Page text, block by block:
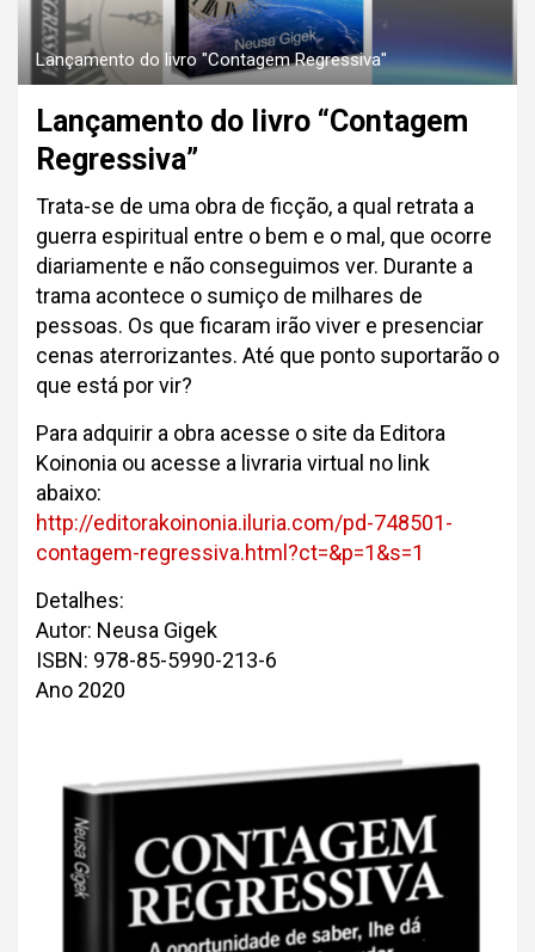
Lançamento do livro "Contagem Regressiva"
Lançamento do livro “Contagem
Regressiva”
Trata-se de uma obra de ficção, a qual retrata a
guerra espiritual entre o bem e o mal, que ocorre
diariamente e não conseguimos ver. Durante a
trama acontece o sumiço de milhares de
pessoas. Os que ficaram irão viver e presenciar
cenas aterrorizantes. Até que ponto suportarão o
que está por vir?
Para adquirir a obra acesse o site da Editora
Koinonia ou acesse a livraria virtual no link
abaixo:
http://editorakoinonia.iluria.com/pd-748501-
contagem-regressiva.html?ct=&p=1&s=1
Detalhes:
Autor: Neusa Gigek
ISBN: 978-85-5990-213-6
Ano 2020